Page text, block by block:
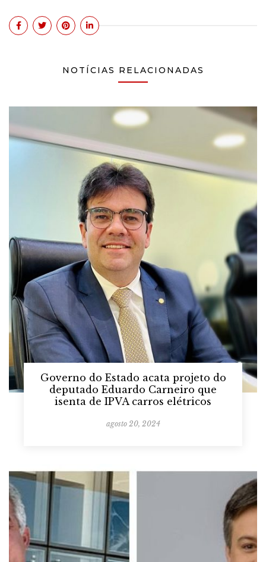
NOTÍCIAS RELACIONADAS
Governo do Estado acata projeto do
deputado Eduardo Carneiro que
isenta de IPVA carros elétricos
agosto 20, 2024